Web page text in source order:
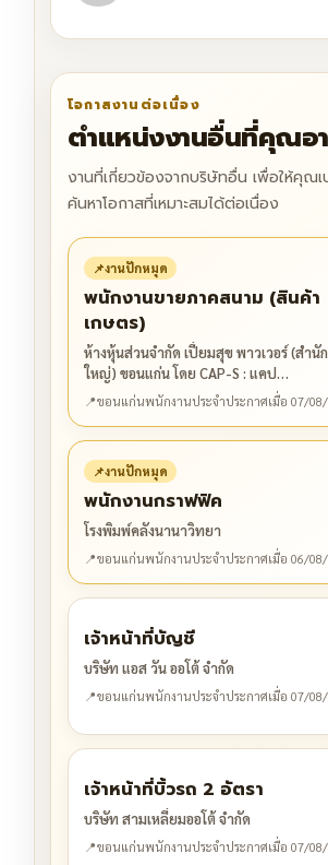
โอกาสงานต่อเนื่อง
ตำแหน่งงานอื่นที่คุณอ
งานที่เกี่ยวข้องจากบริษัทอื่น เพื่อให้คุณเ
ค้นหาโอกาสที่เหมาะสมได้ต่อเนื่อง
📌งานปักหมุด
พนักงานขายภาคสนาม (สินค้า
เกษตร)
ห้างหุ้นส่วนจำกัด เปี่ยมสุข พาวเวอร์ (สำนั
ใหญ่) ขอนแก่น โดย CAP-S : แคป…
📍ขอนแก่นพนักงานประจำประกาศเมื่อ 07/
📌งานปักหมุด
พนักงานกราฟฟิค
โรงพิมพ์คลังนานาวิทยา
📍ขอนแก่นพนักงานประจำประกาศเมื่อ 06/
เจ้าหน้าที่บัญชี
บริษัท แอส วัน ออโต้ จำกัด
📍ขอนแก่นพนักงานประจำประกาศเมื่อ 07/
เจ้าหน้าที่บิ้วรถ 2 อัตรา
บริษัท สามเหลี่ยมออโต้ จำกัด
📍ขอนแก่นพนักงานประจำประกาศเมื่อ 07/